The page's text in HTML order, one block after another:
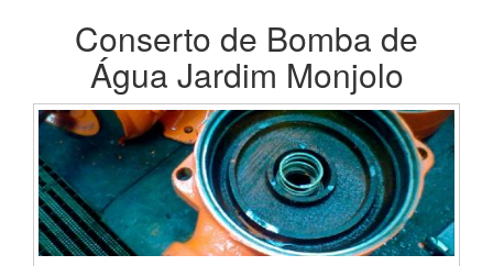
Conserto de Bomba de
Água Jardim Monjolo